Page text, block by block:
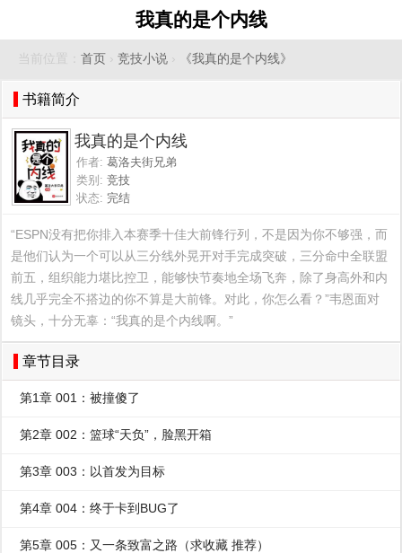
我真的是个内线
当前位置： 首页 › 竞技小说 › 《我真的是个内线》
书籍简介
我真的是个内线
作者: 葛洛夫街兄弟
类别: 竞技
状态: 完结
“ESPN没有把你排入本赛季十佳大前锋行列，不是因为你不够强，而
是他们认为一个可以从三分线外晃开对手完成突破，三分命中全联盟
前五，组织能力堪比控卫，能够快节奏地全场飞奔，除了身高外和内
线几乎完全不搭边的你不算是大前锋。对此，你怎么看？”韦恩面对
镜头，十分无辜：“我真的是个内线啊。”
章节目录
第1章 001：被撞傻了
第2章 002：篮球“天负”，脸黑开箱
第3章 003：以首发为目标
第4章 004：终于卡到BUG了
第5章 005：又一条致富之路（求收藏 推荐）